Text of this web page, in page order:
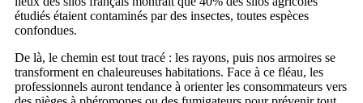
étudiés étaient contaminés par des insectes, toutes espèces
confondues.
De là, le chemin est tout tracé : les rayons, puis nos armoires se
transforment en chaleureuses habitations. Face à ce fléau, les
professionnels auront tendance à orienter les consommateurs vers